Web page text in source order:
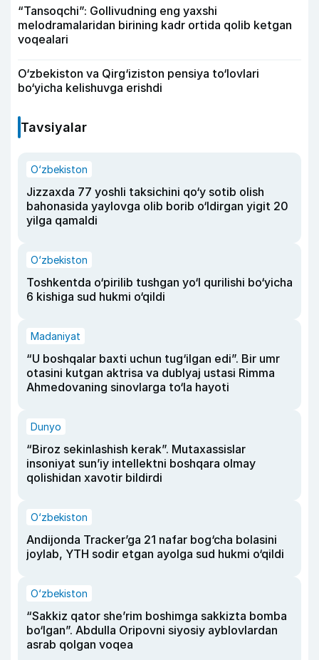
“Tansoqchi”: Gollivudning eng yaxshi
melodramalaridan birining kadr ortida qolib ketgan
voqealari
O‘zbekiston va Qirg‘iziston pensiya to‘lovlari
bo‘yicha kelishuvga erishdi
Tavsiyalar
O‘zbekiston
Jizzaxda 77 yoshli taksichini qo‘y sotib olish
bahonasida yaylovga olib borib o‘ldirgan yigit 20
yilga qamaldi
O‘zbekiston
Toshkentda o‘pirilib tushgan yo‘l qurilishi bo‘yicha
6 kishiga sud hukmi o‘qildi
Madaniyat
“U boshqalar baxti uchun tug‘ilgan edi”. Bir umr
otasini kutgan aktrisa va dublyaj ustasi Rimma
Ahmedovaning sinovlarga to‘la hayoti
Dunyo
“Biroz sekinlashish kerak”. Mutaxassislar
insoniyat sun’iy intellektni boshqara olmay
qolishidan xavotir bildirdi
O‘zbekiston
Andijonda Tracker’ga 21 nafar bog‘cha bolasini
joylab, YTH sodir etgan ayolga sud hukmi o‘qildi
O‘zbekiston
“Sakkiz qator she’rim boshimga sakkizta bomba
bo‘lgan”. Abdulla Oripovni siyosiy ayblovlardan
asrab qolgan voqea